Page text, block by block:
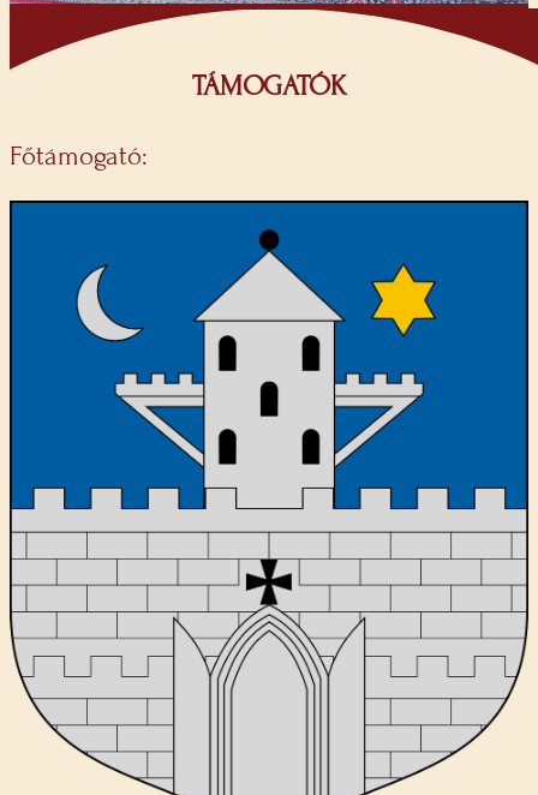
TÁMOGATÓK
Főtámogató: